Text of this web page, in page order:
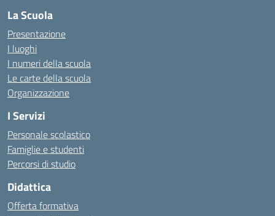
La Scuola
Presentazione
I luoghi
I numeri della scuola
Le carte della scuola
Organizzazione
I Servizi
Personale scolastico
Famiglie e studenti
Percorsi di studio
Didattica
Offerta formativa